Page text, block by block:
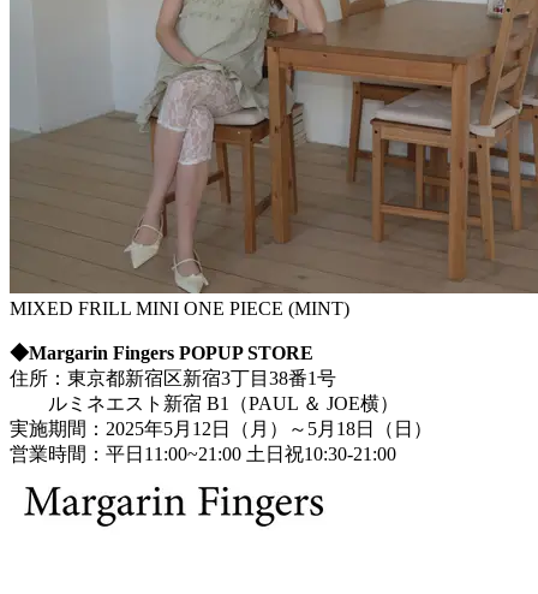
MIXED FRILL MINI ONE PIECE (MINT)
◆Margarin Fingers POPUP STORE
住所：東京都新宿区新宿3丁目38番1号
ルミネエスト新宿 B1（PAUL ＆ JOE横）
実施期間：2025年5月12日（月）～5月18日（日）
営業時間：平日11:00~21:00 土日祝10:30-21:00